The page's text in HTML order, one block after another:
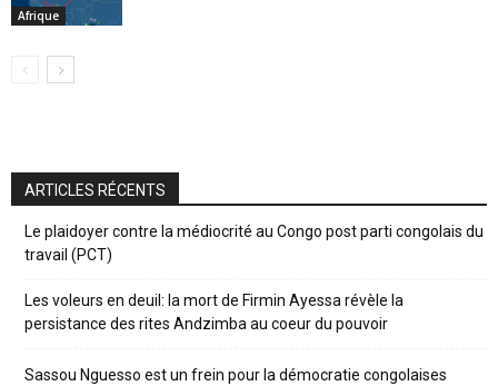
Afrique
ARTICLES RÉCENTS
Le plaidoyer contre la médiocrité au Congo post parti congolais du
travail (PCT)
Les voleurs en deuil: la mort de Firmin Ayessa révèle la
persistance des rites Andzimba au coeur du pouvoir
Sassou Nguesso est un frein pour la démocratie congolaises